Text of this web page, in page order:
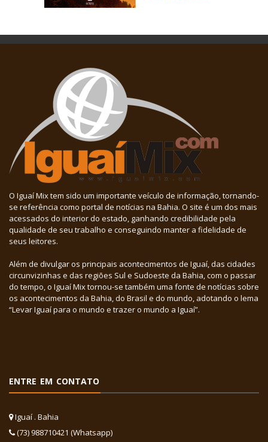
O Iguaí Mix tem sido um importante veículo de informação, tornando-
se referência como portal de notícias na Bahia. O site é um dos mais
acessados do interior do estado, ganhando credibilidade pela
qualidade de seu trabalho e conseguindo manter a fidelidade de
seus leitores.
Além de divulgar os principais acontecimentos de Iguaí, das cidades
circunvizinhas e das regiões Sul e Sudoeste da Bahia, com o passar
do tempo, o Iguaí Mix tornou-se também uma fonte de notícias sobre
os acontecimentos da Bahia, do Brasil e do mundo, adotando o lema
“Levar Iguaí para o mundo e trazer o mundo a Iguaí”.
ENTRE EM CONTATO
Iguaí . Bahia
(73) 988710421 (Whatsapp)